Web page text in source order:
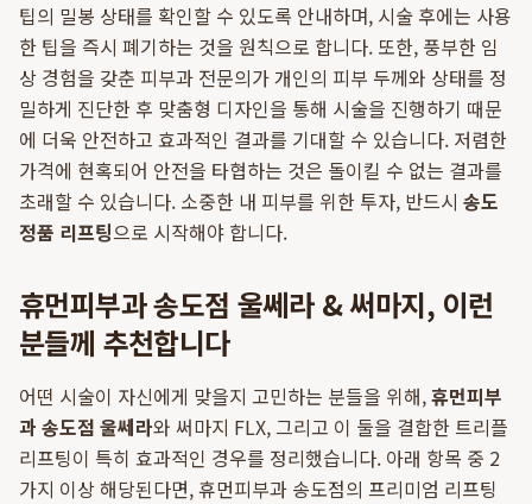
팁의 밀봉 상태를 확인할 수 있도록 안내하며, 시술 후에는 사용
한 팁을 즉시 폐기하는 것을 원칙으로 합니다. 또한, 풍부한 임
상 경험을 갖춘 피부과 전문의가 개인의 피부 두께와 상태를 정
밀하게 진단한 후 맞춤형 디자인을 통해 시술을 진행하기 때문
에 더욱 안전하고 효과적인 결과를 기대할 수 있습니다. 저렴한
가격에 현혹되어 안전을 타협하는 것은 돌이킬 수 없는 결과를
초래할 수 있습니다. 소중한 내 피부를 위한 투자, 반드시 송도
정품 리프팅으로 시작해야 합니다.
휴먼피부과 송도점 울쎄라 & 써마지, 이런
분들께 추천합니다
어떤 시술이 자신에게 맞을지 고민하는 분들을 위해,휴먼피부
과 송도점 울쎄라와 써마지 FLX, 그리고 이 둘을 결합한 트리플
리프팅이 특히 효과적인 경우를 정리했습니다. 아래 항목 중 2
가지 이상 해당된다면, 휴먼피부과 송도점의 프리미엄 리프팅